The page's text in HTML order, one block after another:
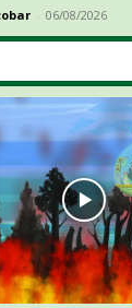
- 06/08/2026